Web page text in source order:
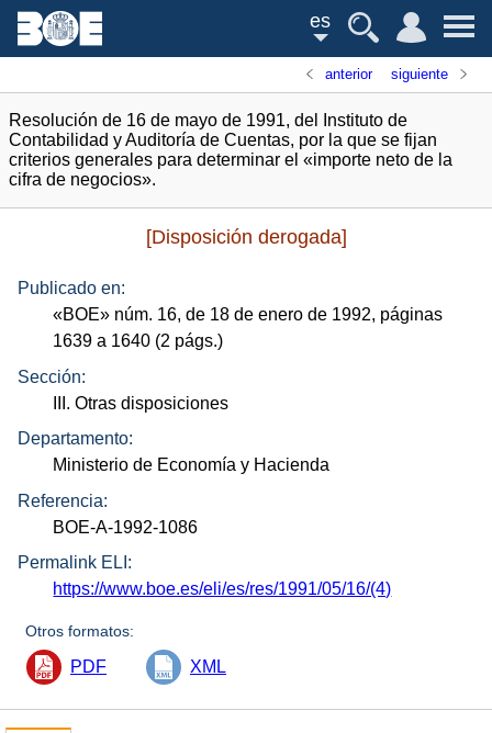
es
anterior siguiente
Resolución de 16 de mayo de 1991, del Instituto de
Contabilidad y Auditoría de Cuentas, por la que se fijan
criterios generales para determinar el «importe neto de la
cifra de negocios».
[Disposición derogada]
Publicado en:
«BOE» núm. 16, de 18 de enero de 1992, páginas
1639 a 1640 (2 págs.)
Sección:
III. Otras disposiciones
Departamento:
Ministerio de Economía y Hacienda
Referencia:
BOE-A-1992-1086
Permalink ELI:
https://www.boe.es/eli/es/res/1991/05/16/(4)
Otros formatos:
PDF XML